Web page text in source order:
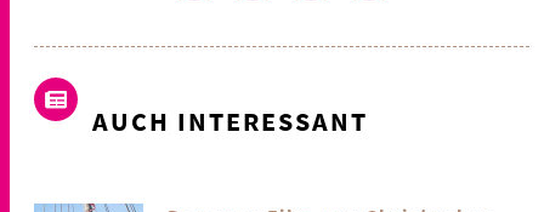
AUCH INTERESSANT